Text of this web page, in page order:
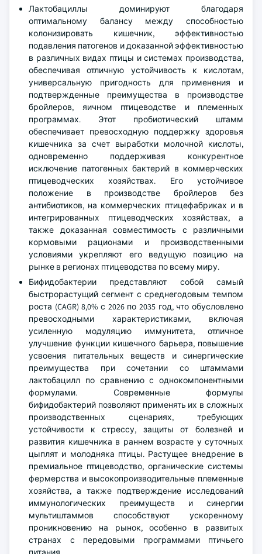
Лактобациллы доминируют благодаря
оптимальному балансу между способностью
колонизировать кишечник, эффективностью
подавления патогенов и доказанной эффективностью
в различных видах птицы и системах производства,
обеспечивая отличную устойчивость к кислотам,
универсальную пригодность для применения и
подтвержденные преимущества в производстве
бройлеров, яичном птицеводстве и племенных
программах. Этот пробиотический штамм
обеспечивает превосходную поддержку здоровья
кишечника за счет выработки молочной кислоты,
одновременно поддерживая конкурентное
исключение патогенных бактерий в коммерческих
птицеводческих хозяйствах. Его устойчивое
положение в производстве бройлеров без
антибиотиков, на коммерческих птицефабриках и в
интегрированных птицеводческих хозяйствах, а
также доказанная совместимость с различными
кормовыми рационами и производственными
условиями укрепляют его ведущую позицию на
рынке в регионах птицеводства по всему миру.
Бифидобактерии представляют собой самый
быстрорастущий сегмент с среднегодовым темпом
роста (CAGR) 8,0% с 2026 по 2035 год, что обусловлено
превосходными характеристиками, включая
усиленную модуляцию иммунитета, отличное
улучшение функции кишечного барьера, повышение
усвоения питательных веществ и синергические
преимущества при сочетании со штаммами
лактобацилл по сравнению с однокомпонентными
формулами. Современные формулы
бифидобактерий позволяют применять их в сложных
производственных сценариях, требующих
устойчивости к стрессу, защиты от болезней и
развития кишечника в раннем возрасте у суточных
цыплят и молодняка птицы. Растущее внедрение в
премиальное птицеводство, органические системы
фермерства и высокопроизводительные племенные
хозяйства, а также подтверждение исследований
иммунологических преимуществ и синергии
мультиштаммов способствуют ускоренному
проникновению на рынок, особенно в развитых
странах с передовыми программами птичьего